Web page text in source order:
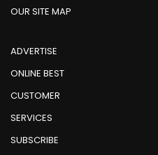
OUR SITE MAP
ADVERTISE
ONLINE BEST
CUSTOMER
SERVICES
SUBSCRIBE